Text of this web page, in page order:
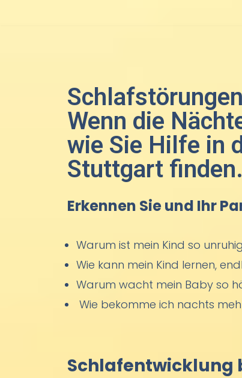
Wenn die
wie Sie Hilfe in
Stuttgart finden.
Erkennen Sie und Ihr
Warum ist mein Kind so
Wie kann mein Kind lernen,
Warum wacht mein Baby so
Wie bekomme ich nachts
Schlafentwicklung